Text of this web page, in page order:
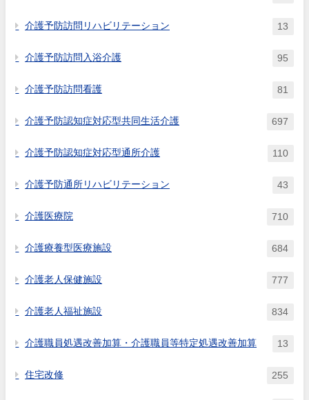
介護予防訪問リハビリテーション 13
介護予防訪問入浴介護 95
介護予防訪問看護 81
介護予防認知症対応型共同生活介護 697
介護予防認知症対応型通所介護 110
介護予防通所リハビリテーション 43
介護医療院 710
介護療養型医療施設 684
介護老人保健施設 777
介護老人福祉施設 834
介護職員処遇改善加算・介護職員等特定処遇改善加算 13
住宅改修 255